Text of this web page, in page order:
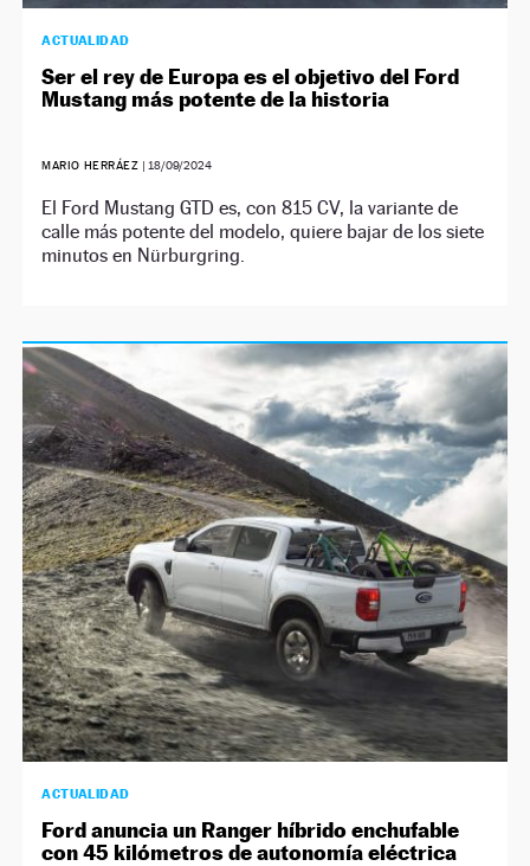
ACTUALIDAD
Ser el rey de Europa es el objetivo del Ford
Mustang más potente de la historia
MARIO HERRÁEZ |18/09/2024
El Ford Mustang GTD es, con 815 CV, la variante de
calle más potente del modelo, quiere bajar de los siete
minutos en Nürburgring.
ACTUALIDAD
Ford anuncia un Ranger híbrido enchufable
con 45 kilómetros de autonomía eléctrica